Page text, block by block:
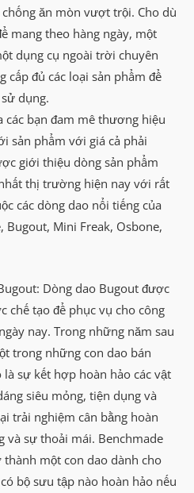
ăn mòn vượt trội. Cho dù
mang theo hàng ngày, một
dụng cụ ngoài trời chuyên
cấp đủ các loại sản phẩm để
dụng.
các bạn đam mê thương hiệu
sản phẩm với giá cả phải
giới thiệu dòng sản phẩm
thị trường hiện nay với rất
các dòng dao nổi tiếng của
Bugout, Mini Freak, Osbone,
Dòng dao Bugout được
chế tạo để phục vụ cho công
nay. Trong những năm sau
trong những con dao bán
sự kết hợp hoàn hảo các vật
siêu mỏng, tiện dụng và
trải nghiệm cân bằng hoàn
và sự thoải mái. Benchmade
một con dao dành cho
bộ sưu tập nào hoàn hảo nếu